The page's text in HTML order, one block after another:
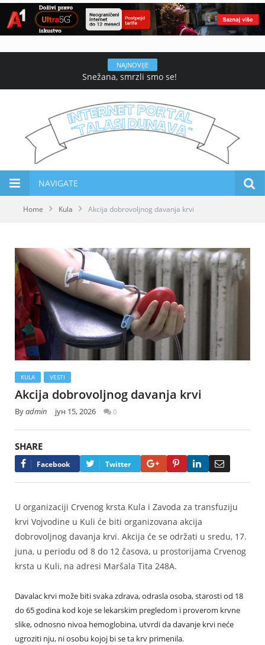
NAJNOVIJE
Snežana, smrzli smo se!
NAVIGATE
Home Kula Akcija dobrovoljnog davanja krvi
KULA VESTI
Akcija dobrovoljnog davanja krvi
Byadmin јун 15, 2026 0
SHARE
Facebook Twitter Google+PinterestLinkedIn
U organizaciji Crvenog krsta Kula i Zavoda za transfuziju
krvi Vojvodine u Kuli će biti organizovana akcija
dobrovoljnog davanja krvi. Akcija će se održati u sredu, 17.
juna, u periodu od 8 do 12 časova, u prostorijama Crvenog
krsta u Kuli, na adresi Maršala Tita 248A.
Davalac krvi može biti svaka zdrava, odrasla osoba, starosti od 18
do 65 godina kod koje se lekarskim pregledom i proverom krvne
slike, odnosno nivoa hemoglobina, utvrdi da davanje krvi neće
ugroziti nju, ni osobu kojoj bi se ta krv primenila.